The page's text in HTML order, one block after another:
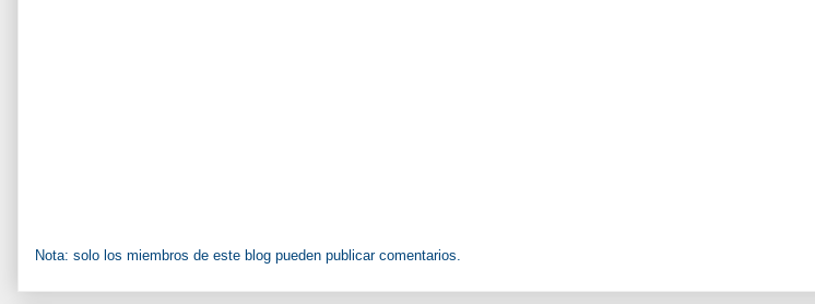
Nota: solo los miembros de este blog pueden publicar comentarios.